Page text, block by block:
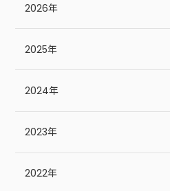
2026年
2025年
2024年
2023年
2022年